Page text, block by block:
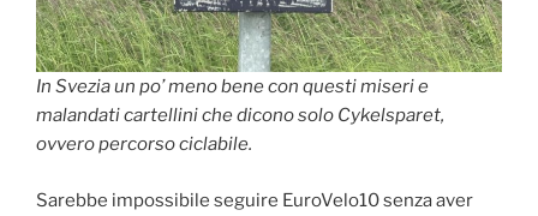
In Svezia un po’ meno bene con questi miseri e
malandati cartellini che dicono solo Cykelsparet,
ovvero percorso ciclabile.
Sarebbe impossibile seguire EuroVelo10 senza aver